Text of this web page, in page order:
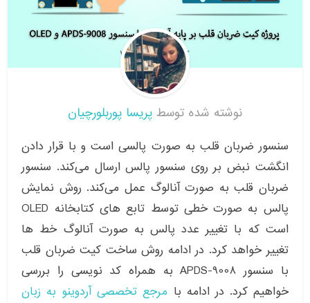
نوشته شده توسط پریسا پوربلورچیان
سنسور ضربان قلب به صورت پالسی است و با قرار دادن
انگشت نبض بر روی سنسور پالس ارسال می‌کند. سنسور
ضربان قلب به صورت آنالوگ عمل می‌کند. روش نمایش
پالس به صورت خطی توسط تابع های کتابخانه OLED
است که با تغییر عدد پالس به صورت آنالوگ خط ها
تغییر خواهد کرد. در ادامه روش ساخت کیت ضربان قلب
با سنسور APDS-9008 به همراه کد نویسی را بررسی
خواهیم کرد. در ادامه با مرجع تخصصی آردوینو به زبان